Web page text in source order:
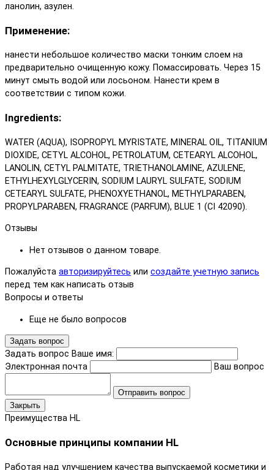
ланолин, азулен.
Применение:
нанести небольшое количество маски тонким слоем на
предварительно очищенную кожу. Помассировать. Через 15
минут смыть водой или лосьоном. Нанести крем в
соответствии с типом кожи.
Ingredients:
WATER (AQUA), ISOPROPYL MYRISTATE, MINERAL OIL, TITANIUM
DIOXIDE, CETYL ALCOHOL, PETROLATUM, CETEARYL ALCOHOL,
LANOLIN, CETYL PALMITATE, TRIETHANOLAMINE, AZULENE,
ETHYLHEXYLGLYCERIN, SODIUM LAURYL SULFATE, SODIUM
CETEARYL SULFATE, PHENOXYETHANOL, METHYLPARABEN,
PROPYLPARABEN, FRAGRANCE (PARFUM), BLUE 1 (CI 42090).
Отзывы
Нет отзывов о данном товаре.
Пожалуйста авторизируйтесь или создайте учетную запись
перед тем как написать отзыв
Вопросы и ответы
Еще не было вопросов
Задать вопрос
Задать вопрос Ваше имя:
Электронная почта
Ваш вопрос
Отправить вопрос
Закрыть
Преимущества HL
Основные принципы компании HL
Работая над улучшением качества выпускаемой косметики и